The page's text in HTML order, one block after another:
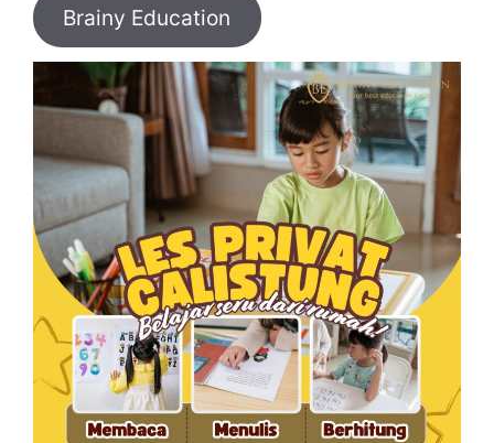
Brainy Education